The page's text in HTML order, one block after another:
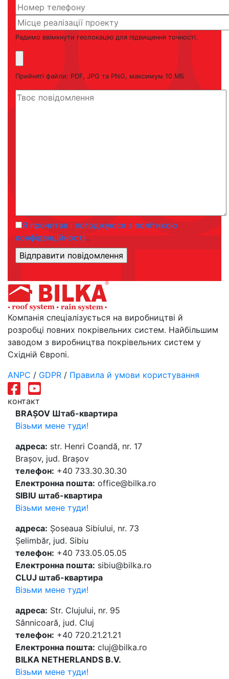
Радимо ввімкнути геолокацію для підвищення точності.
Прийняті файли: PDF, JPG та PNG, максимум 10 МБ
Я прочитав і погоджуюся з політикою
конфіденційності..
Компанія спеціалізується на виробництві й
розробці повних покрівельних систем. Найбільшим
заводом з виробництва покрівельних систем у
Східній Європі.
ANPC / GDPR / Правила й умови користування
контакт
BRAȘOV Штаб-квартира
Візьми мене туди!
адреса: str. Henri Coandă, nr. 17
Brașov, jud. Brașov
телефон: +40 733.30.30.30
Електронна пошта: office@bilka.ro
SIBIU штаб-квартира
Візьми мене туди!
адреса: Șoseaua Sibiului, nr. 73
Șelimbăr, jud. Sibiu
телефон: +40 733.05.05.05
Електронна пошта: sibiu@bilka.ro
CLUJ штаб-квартира
Візьми мене туди!
адреса: Str. Clujului, nr. 95
Sânnicoară, jud. Cluj
телефон: +40 720.21.21.21
Електронна пошта: cluj@bilka.ro
BILKA NETHERLANDS B.V.
Візьми мене туди!